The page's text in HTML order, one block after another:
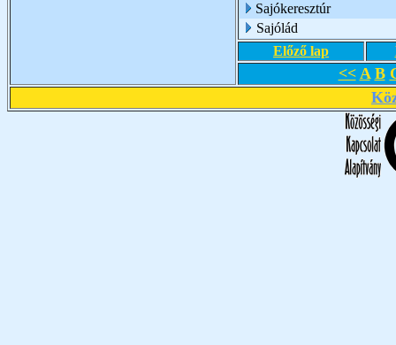
Sajókeresztúr
Sajólád
Előző lap
<< A B